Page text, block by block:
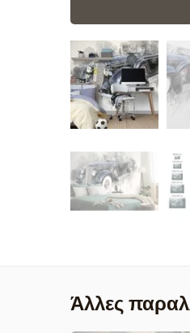
Άλλες